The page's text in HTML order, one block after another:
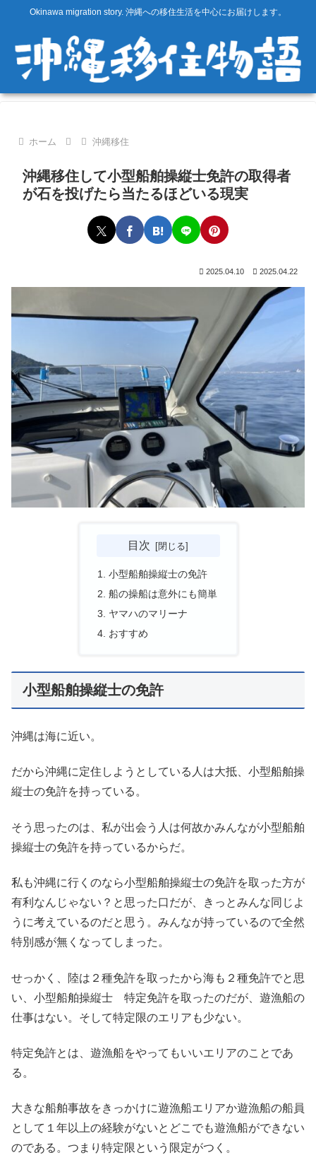
Okinawa migration story. 沖縄への移住生活を中心にお届けします。
ホーム 沖縄移住
沖縄移住して小型船舶操縦士免許の取得者
が石を投げたら当たるほどいる現実
2025.04.10 2025.04.22
目次
小型船舶操縦士の免許
船の操船は意外にも簡単
ヤマハのマリーナ
おすすめ
小型船舶操縦士の免許
沖縄は海に近い。
だから沖縄に定住しようとしている人は大抵、小型船舶操
縦士の免許を持っている。
そう思ったのは、私が出会う人は何故かみんなが小型船舶
操縦士の免許を持っているからだ。
私も沖縄に行くのなら小型船舶操縦士の免許を取った方が
有利なんじゃない？と思った口だが、きっとみんな同じよ
うに考えているのだと思う。みんなが持っているので全然
特別感が無くなってしまった。
せっかく、陸は２種免許を取ったから海も２種免許でと思
い、小型船舶操縦士 特定免許を取ったのだが、遊漁船の
仕事はない。そして特定限のエリアも少ない。
特定免許とは、遊漁船をやってもいいエリアのことであ
る。
大きな船舶事故をきっかけに遊漁船エリアか遊漁船の船員
として１年以上の経験がないとどこでも遊漁船ができない
のである。つまり特定限という限定がつく。